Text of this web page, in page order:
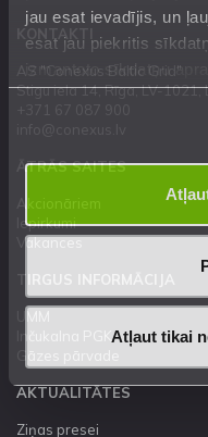
jau esat ievadījis, un
esat jau piekritis
izmantoto sīkdatņu
mūsuPrivātuma
Atļaut tikai
KONTAKTI
AS "Conexus Baltic Grid"
Stigu iela 14, Rīga, LV-1021,
ĀTRĀS SAITES
Iepirkumi
Vakances
AKTUALITĀTES
Ziņas presei